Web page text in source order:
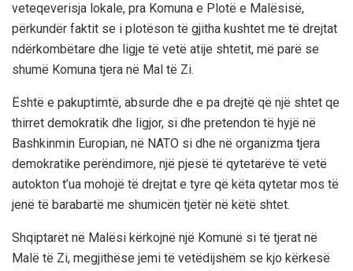
veteqeverisja lokale, pra Komuna e Plotë e Malësisë,
përkundër faktit se i plotëson të gjitha kushtet me të drejtat
ndërkombëtare dhe ligje të vetë atije shtetit, më parë se
shumë Komuna tjera në Mal të Zi.
Është e pakuptimtë, absurde dhe e pa drejtë që një shtet qe
thirret demokratik dhe ligjor, si dhe pretendon të hyjë në
Bashkinmin Europian, në NATO si dhe në organizma tjera
demokratike perëndimore, një pjesë të qytetarëve të vetë
autokton t’ua mohojë të drejtat e tyre që këta qytetar mos të
jenë të barabartë me shumicën tjetër në këtë shtet.
Shqiptarët në Malësi kërkojnë një Komunë si të tjerat në
Malë të Zi, megjithëse jemi të vetëdijshëm se kjo kërkesë